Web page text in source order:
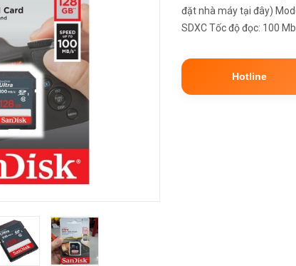
đặt nhà máy tại đây)
SDXC Tốc độ đọc: 100
nhớ) ***...
Hotline